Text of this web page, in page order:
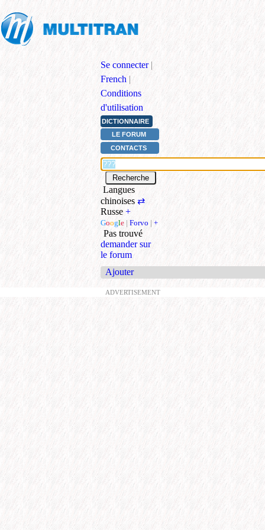
Se connecter |
French |
Conditions
d'utilisation
DICTIONNAIRE
LE FORUM
CONTACTS
Langues
chinoises ⇄
Russe +
Google | Forvo | +
Pas trouvé
demander sur
le forum
Ajouter
ADVERTISEMENT